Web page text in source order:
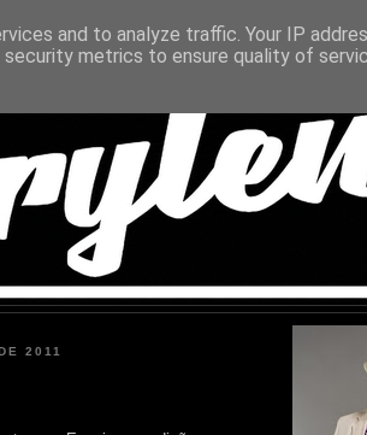
2011
and to analyze traffic. Your IP
metrics to ensure quality of